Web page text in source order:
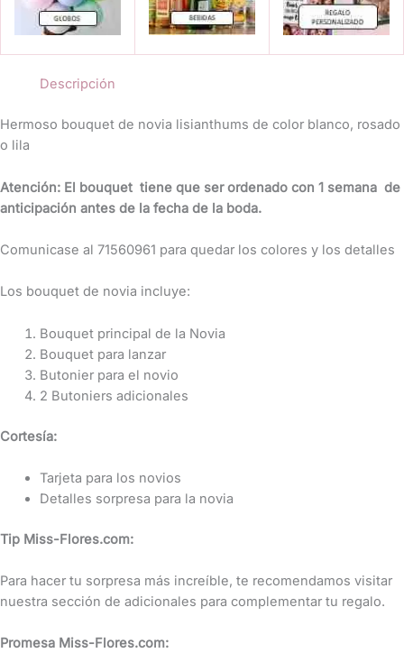
Descripción
Hermoso bouquet de novia lisianthums de color blanco, rosado
o lila
Atención: El bouquet tiene que ser ordenado con 1 semana de
anticipación antes de la fecha de la boda.
Comunicase al 71560961 para quedar los colores y los detalles
Los bouquet de novia incluye:
Bouquet principal de la Novia
Bouquet para lanzar
Butonier para el novio
2 Butoniers adicionales
Cortesía:
Tarjeta para los novios
Detalles sorpresa para la novia
Tip Miss-Flores.com:
Para hacer tu sorpresa más increíble, te recomendamos visitar
nuestra sección de adicionales para complementar tu regalo.
Promesa Miss-Flores.com: